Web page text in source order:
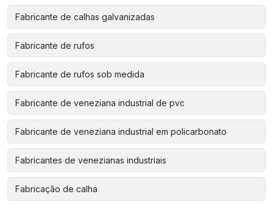
Fabricante de calhas galvanizadas
Fabricante de rufos
Fabricante de rufos sob medida
Fabricante de veneziana industrial de pvc
Fabricante de veneziana industrial em policarbonato
Fabricantes de venezianas industriais
Fabricação de calha